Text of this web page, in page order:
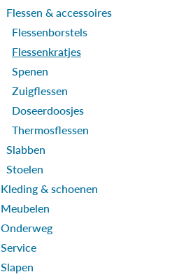
Flessen & accessoires
Flessenborstels
Flessenkratjes
Spenen
Zuigflessen
Doseerdoosjes
Thermosflessen
Slabben
Stoelen
Kleding & schoenen
Meubelen
Onderweg
Service
Slapen